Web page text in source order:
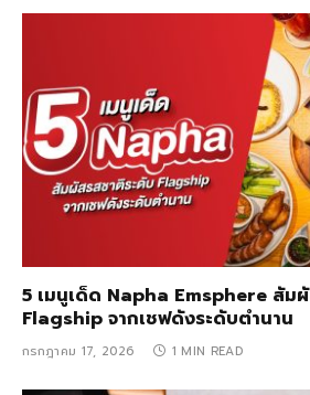
5 เมนูเด็ด Napha Emsphere สัม
Flagship จากเชฟดังระดับตำนาน
กรกฎาคม 17, 2026 1 MIN READ